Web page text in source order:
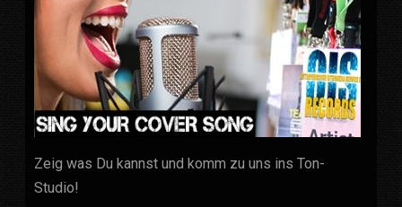
Zeig was Du kannst und komm zu uns ins Ton-
Studio!